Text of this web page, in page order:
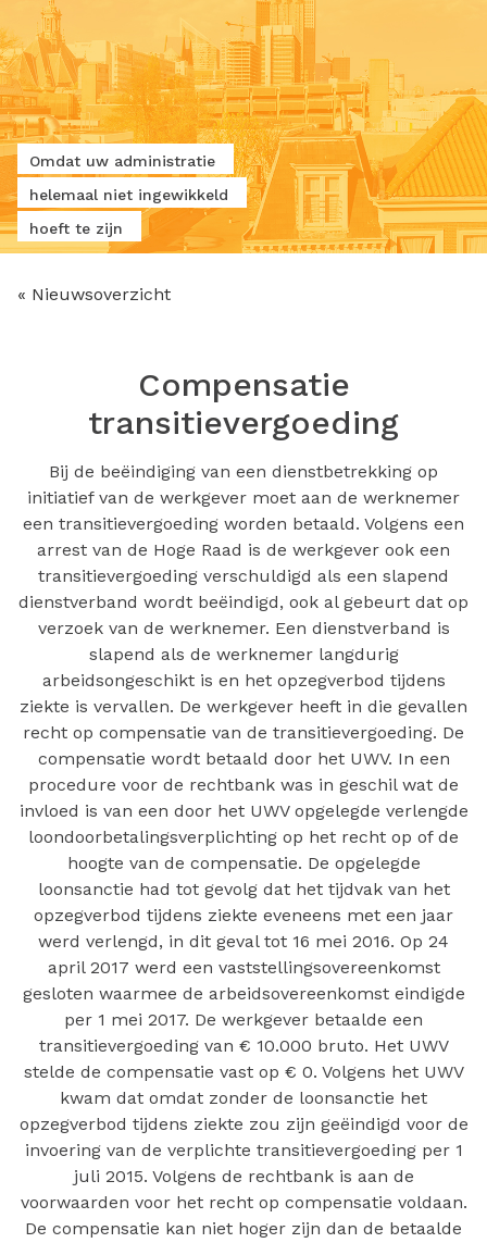
Omdat uw administratie
helemaal niet ingewikkeld
hoeft te zijn
« Nieuwsoverzicht
Compensatie
transitievergoeding
Bij de beëindiging van een dienstbetrekking op
initiatief van de werkgever moet aan de werknemer
een transitievergoeding worden betaald. Volgens een
arrest van de Hoge Raad is de werkgever ook een
transitievergoeding verschuldigd als een slapend
dienstverband wordt beëindigd, ook al gebeurt dat op
verzoek van de werknemer. Een dienstverband is
slapend als de werknemer langdurig
arbeidsongeschikt is en het opzegverbod tijdens
ziekte is vervallen. De werkgever heeft in die gevallen
recht op compensatie van de transitievergoeding. De
compensatie wordt betaald door het UWV. In een
procedure voor de rechtbank was in geschil wat de
invloed is van een door het UWV opgelegde verlengde
loondoorbetalingsverplichting op het recht op of de
hoogte van de compensatie. De opgelegde
loonsanctie had tot gevolg dat het tijdvak van het
opzegverbod tijdens ziekte eveneens met een jaar
werd verlengd, in dit geval tot 16 mei 2016. Op 24
april 2017 werd een vaststellingsovereenkomst
gesloten waarmee de arbeidsovereenkomst eindigde
per 1 mei 2017. De werkgever betaalde een
transitievergoeding van € 10.000 bruto. Het UWV
stelde de compensatie vast op € 0. Volgens het UWV
kwam dat omdat zonder de loonsanctie het
opzegverbod tijdens ziekte zou zijn geëindigd voor de
invoering van de verplichte transitievergoeding per 1
juli 2015. Volgens de rechtbank is aan de
voorwaarden voor het recht op compensatie voldaan.
De compensatie kan niet hoger zijn dan de betaalde